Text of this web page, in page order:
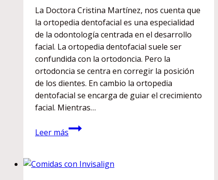
La Doctora Cristina Martínez, nos cuenta que
la ortopedia dentofacial es una especialidad
de la odontología centrada en el desarrollo
facial. La ortopedia dentofacial suele ser
confundida con la ortodoncia. Pero la
ortodoncia se centra en corregir la posición
de los dientes. En cambio la ortopedia
dentofacial se encarga de guiar el crecimiento
facial. Mientras…
Leer másClaves
de
ortopedia